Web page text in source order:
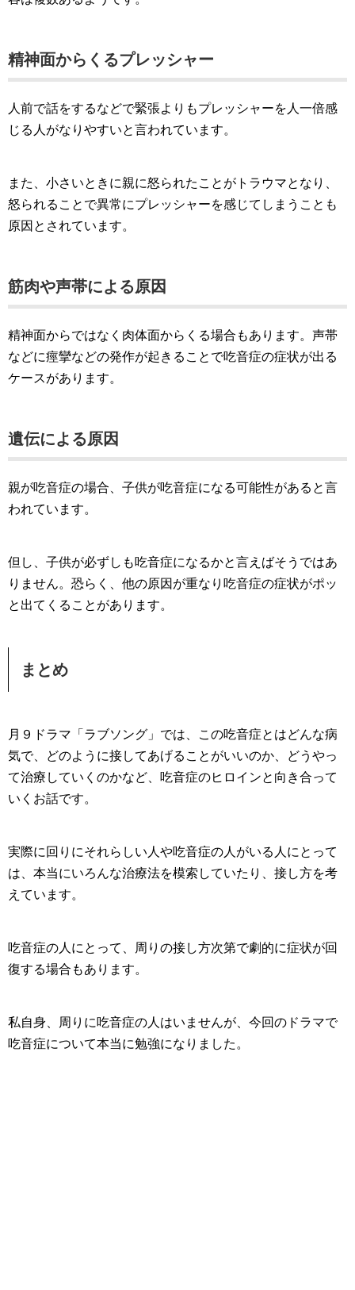
精神面からくるプレッシャー
人前で話をするなどで緊張よりもプレッシャーを人一倍感
じる人がなりやすいと言われています。
また、小さいときに親に怒られたことがトラウマとなり、
怒られることで異常にプレッシャーを感じてしまうことも
原因とされています。
筋肉や声帯による原因
精神面からではなく肉体面からくる場合もあります。声帯
などに痙攣などの発作が起きることで吃音症の症状が出る
ケースがあります。
遺伝による原因
親が吃音症の場合、子供が吃音症になる可能性があると言
われています。
但し、子供が必ずしも吃音症になるかと言えばそうではあ
りません。恐らく、他の原因が重なり吃音症の症状がポッ
と出てくることがあります。
まとめ
月９ドラマ「ラブソング」では、この吃音症とはどんな病
気で、どのように接してあげることがいいのか、どうやっ
て治療していくのかなど、吃音症のヒロインと向き合って
いくお話です。
実際に回りにそれらしい人や吃音症の人がいる人にとって
は、本当にいろんな治療法を模索していたり、接し方を考
えています。
吃音症の人にとって、周りの接し方次第で劇的に症状が回
復する場合もあります。
私自身、周りに吃音症の人はいませんが、今回のドラマで
吃音症について本当に勉強になりました。